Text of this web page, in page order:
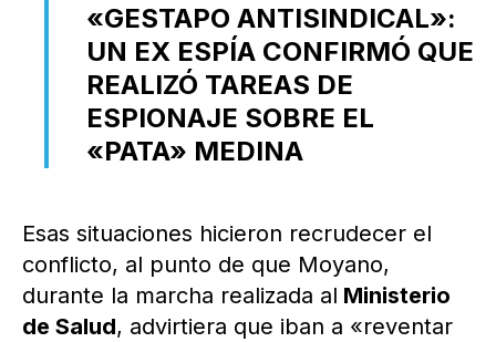
«GESTAPO ANTISINDICAL»:
UN EX ESPÍA CONFIRMÓ QUE
REALIZÓ TAREAS DE
ESPIONAJE SOBRE EL
«PATA» MEDINA
Esas situaciones hicieron recrudecer el
conflicto, al punto de que Moyano,
durante la marcha realizada al Ministerio
de Salud, advirtiera que iban a «reventar